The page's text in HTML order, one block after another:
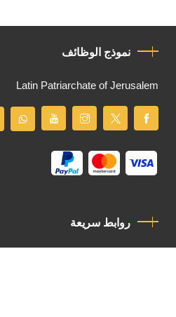
نموذج الوظائف
Latin Patriarchate of Jerusalem
روابط سريعة